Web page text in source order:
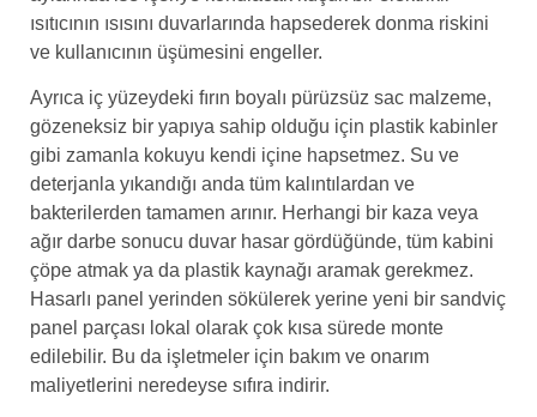
ısıtıcının ısısını duvarlarında hapsederek donma riskini
ve kullanıcının üşümesini engeller.
Ayrıca iç yüzeydeki fırın boyalı pürüzsüz sac malzeme,
gözeneksiz bir yapıya sahip olduğu için plastik kabinler
gibi zamanla kokuyu kendi içine hapsetmez. Su ve
deterjanla yıkandığı anda tüm kalıntılardan ve
bakterilerden tamamen arınır. Herhangi bir kaza veya
ağır darbe sonucu duvar hasar gördüğünde, tüm kabini
çöpe atmak ya da plastik kaynağı aramak gerekmez.
Hasarlı panel yerinden sökülerek yerine yeni bir sandviç
panel parçası lokal olarak çok kısa sürede monte
edilebilir. Bu da işletmeler için bakım ve onarım
maliyetlerini neredeyse sıfıra indirir.